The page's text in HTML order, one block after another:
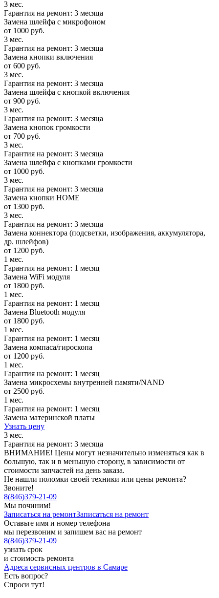
3 мес.
Гарантия на ремонт: 3 месяца
Замена шлейфа с микрофоном
от 1000 руб.
3 мес.
Гарантия на ремонт: 3 месяца
Замена кнопки включения
от 600 руб.
3 мес.
Гарантия на ремонт: 3 месяца
Замена шлейфа с кнопкой включения
от 900 руб.
3 мес.
Гарантия на ремонт: 3 месяца
Замена кнопок громкости
от 700 руб.
3 мес.
Гарантия на ремонт: 3 месяца
Замена шлейфа с кнопками громкости
от 1000 руб.
3 мес.
Гарантия на ремонт: 3 месяца
Замена кнопки HOME
от 1300 руб.
3 мес.
Гарантия на ремонт: 3 месяца
Замена коннектора (подсветки, изображения, аккумулятора,
др. шлейфов)
от 1200 руб.
1 мес.
Гарантия на ремонт: 1 месяц
Замена WiFi модуля
от 1800 руб.
1 мес.
Гарантия на ремонт: 1 месяц
Замена Bluetooth модуля
от 1800 руб.
1 мес.
Гарантия на ремонт: 1 месяц
Замена компаса/гироскопа
от 1200 руб.
1 мес.
Гарантия на ремонт: 1 месяц
Замена микросхемы внутренней памяти/NAND
от 2500 руб.
1 мес.
Гарантия на ремонт: 1 месяц
Замена материнской платы
Узнать цену
3 мес.
Гарантия на ремонт: 3 месяца
ВНИМАНИЕ! Цены могут незначительно изменяться как в
большую, так и в меньшую сторону, в зависимости от
стоимости запчастей на день заказа.
Не нашли поломки своей техники или цены ремонта?
Звоните!
8(846)379-21-09
Мы починим!
Записаться на ремонтЗаписаться на ремонт
Оставьте имя и номер телефона
мы перезвоним и запишем вас на ремонт
8(846)379-21-09
узнать срок
и стоимость ремонта
Адреса сервисных центров в Самаре
Есть вопрос?
Спроси тут!